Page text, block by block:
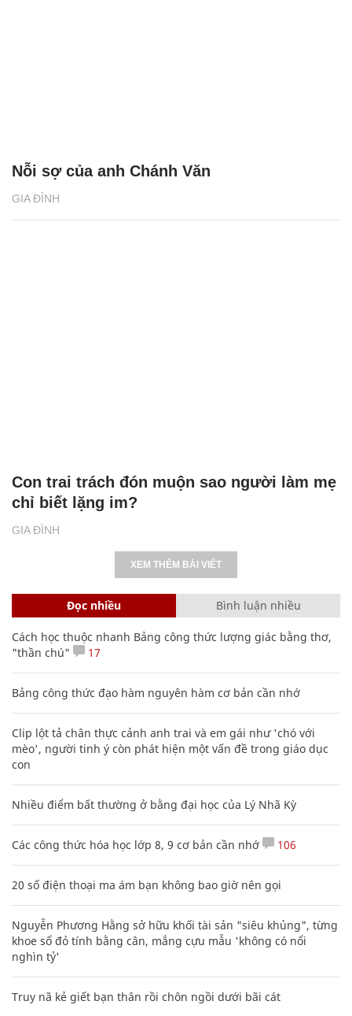
GIA ĐÌNH
Nỗi sợ của anh Chánh Văn
GIA ĐÌNH
Con trai trách đón muộn sao người làm mẹ
chỉ biết lặng im?
XEM THÊM BÀI VIẾT
Đọc nhiều Bình luận nhiều
Cách học thuộc nhanh Bảng công thức lượng giác bằng thơ,
"thần chú"
17
Bảng công thức đạo hàm nguyên hàm cơ bản cần nhớ
Clip lột tả chân thực cảnh anh trai và em gái như 'chó với
mèo', người tinh ý còn phát hiện một vấn đề trong giáo dục
con
Nhiều điểm bất thường ở bằng đại học của Lý Nhã Kỳ
Các công thức hóa học lớp 8, 9 cơ bản cần nhớ 106
20 số điện thoại ma ám bạn không bao giờ nên gọi
Nguyễn Phương Hằng sở hữu khối tài sản "siêu khủng", từng
khoe sổ đỏ tính bằng cân, mắng cựu mẫu 'không có nổi
nghìn tỷ'
Truy nã kẻ giết bạn thân rồi chôn ngồi dưới bãi cát